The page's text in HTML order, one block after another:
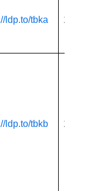
ldp.to/tbka 18
ldp.to/tbkb 14